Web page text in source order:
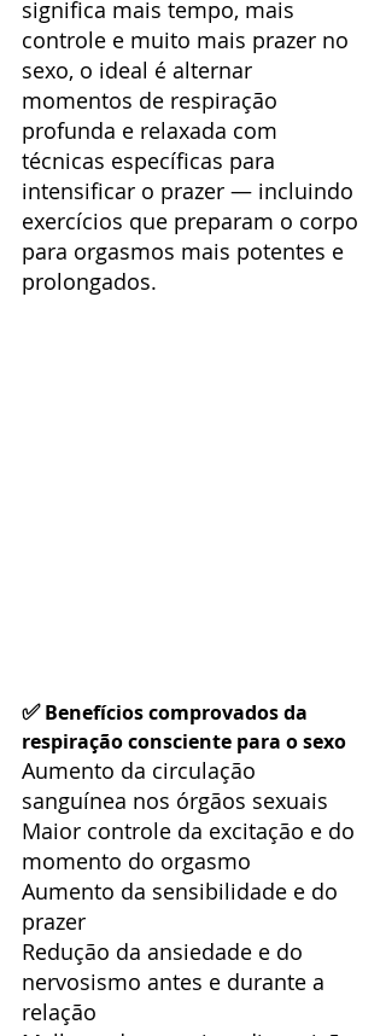
significa mais tempo, mais
controle e muito mais prazer no
sexo, o ideal é alternar
momentos de respiração
profunda e relaxada com
técnicas específicas para
intensificar o prazer — incluindo
exercícios que preparam o corpo
para orgasmos mais potentes e
prolongados.
✅ Benefícios comprovados da
respiração consciente para o sexo
Aumento da circulação
sanguínea nos órgãos sexuais
Maior controle da excitação e do
momento do orgasmo
Aumento da sensibilidade e do
prazer
Redução da ansiedade e do
nervosismo antes e durante a
relação